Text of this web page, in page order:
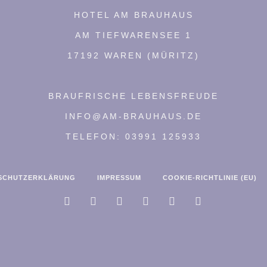
HOTEL AM BRAUHAUS
AM TIEFWARENSEE 1
17192 WAREN (MÜRITZ)
BRAUFRISCHE LEBENSFREUDE
INFO@AM-BRAUHAUS.DE
TELEFON: 03991 125933
IMPRESSUM COOKIE-RICHTLINIE (EU)